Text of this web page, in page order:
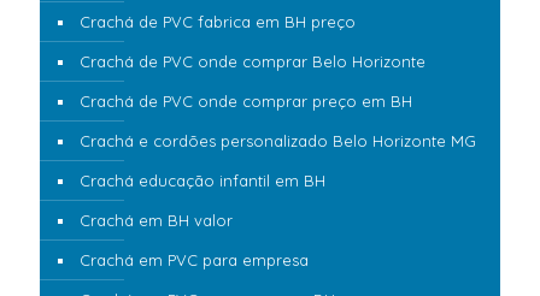
Crachá de PVC fabrica em BH preço
Crachá de PVC onde comprar Belo Horizonte
Crachá de PVC onde comprar preço em BH
Crachá e cordões personalizado Belo Horizonte MG
Crachá educação infantil em BH
Crachá em BH valor
Crachá em PVC para empresa